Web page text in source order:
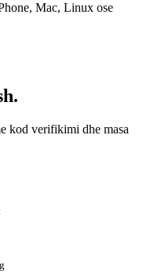
Mac, Linux ose
kod verifikimi dhe masa